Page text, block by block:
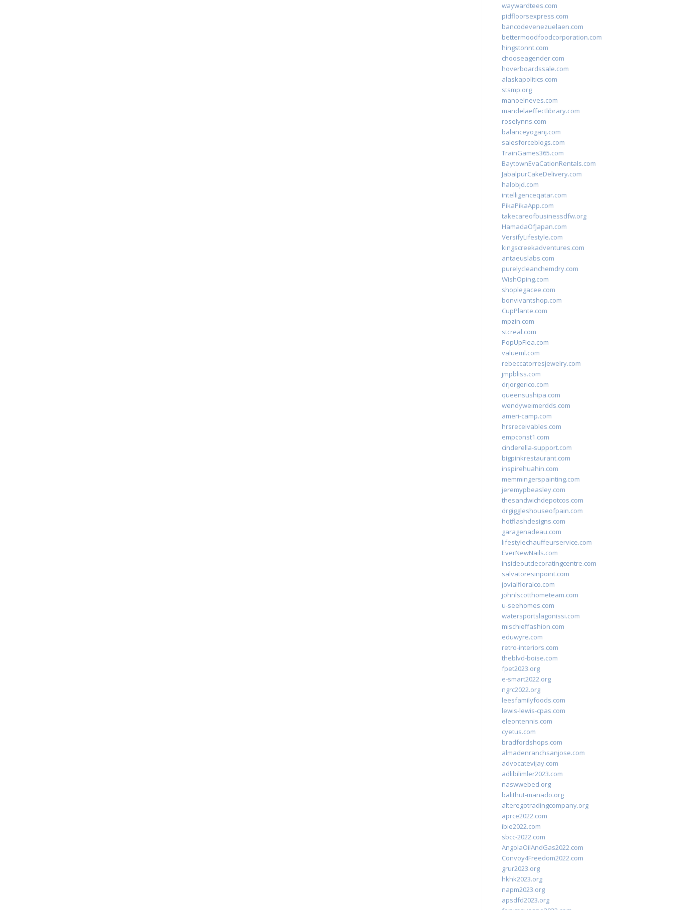
waywardtees.com
pidfloorsexpress.com
bancodevenezuelaen.com
bettermoodfoodcorporation.com
hingstonnt.com
chooseagender.com
hoverboardssale.com
alaskapolitics.com
stsmp.org
manoelneves.com
mandelaeffectlibrary.com
roselynns.com
balanceyoganj.com
salesforceblogs.com
TrainGames365.com
BaytownEvaCationRentals.com
JabalpurCakeDelivery.com
halobjd.com
intelligenceqatar.com
PikaPikaApp.com
takecareofbusinessdfw.org
HamadaOfJapan.com
VersifyLifestyle.com
kingscreekadventures.com
antaeuslabs.com
purelycleanchemdry.com
WishOping.com
shoplegacee.com
bonvivantshop.com
CupPlante.com
mpzin.com
stcreal.com
PopUpFlea.com
valueml.com
rebeccatorresjewelry.com
jmpbliss.com
drjorgerico.com
queensushipa.com
wendyweimerdds.com
ameri-camp.com
hrsreceivables.com
empconst1.com
cinderella-support.com
bigpinkrestaurant.com
inspirehuahin.com
memmingerspainting.com
jeremypbeasley.com
thesandwichdepotcos.com
drgiggleshouseofpain.com
hotflashdesigns.com
garagenadeau.com
lifestylechauffeurservice.com
EverNewNails.com
insideoutdecoratingcentre.com
salvatoresinpoint.com
jovialfloralco.com
johnlscotthometeam.com
u-seehomes.com
watersportslagonissi.com
mischieffashion.com
eduwyre.com
retro-interiors.com
theblvd-boise.com
fpet2023.org
e-smart2022.org
ngrc2022.org
leesfamilyfoods.com
lewis-lewis-cpas.com
eleontennis.com
cyetus.com
bradfordshops.com
almadenranchsanjose.com
advocatevijay.com
adlibilimler2023.com
naswwebed.org
balithut-manado.org
alteregotradingcompany.org
aprce2022.com
ibie2022.com
sbcc-2022.com
AngolaOilAndGas2022.com
Convoy4Freedom2022.com
grur2023.org
hkhk2023.org
napm2023.org
apsdfd2023.org